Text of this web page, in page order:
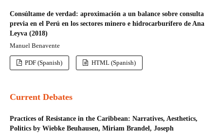
Consúltame de verdad: aproximación a un balance sobre consulta
previa en el Perú en los sectores minero e hidrocarburífero de Ana
Leyva (2018)
Manuel Benavente
PDF (Spanish) HTML (Spanish)
Current Debates
Practices of Resistance in the Caribbean: Narratives, Aesthetics,
Politics by Wiebke Beuhausen, Miriam Brandel, Joseph